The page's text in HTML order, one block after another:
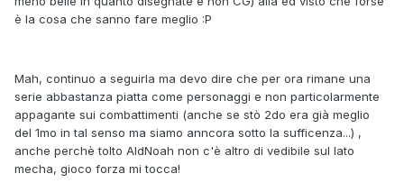
è la cosa che sanno fare meglio :P
Mah, continuo a seguirla ma devo dire che per ora rimane una
serie abbastanza piatta come personaggi e non particolarmente
appagante sui combattimenti (anche se stò 2do era già meglio
del 1mo in tal senso ma siamo anncora sotto la sufficenza...) ,
anche perchè tolto AldNoah non c'è altro di vedibile sul lato
mecha, gioco forza mi tocca!